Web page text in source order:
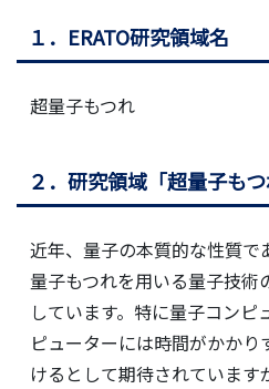
１．ERATO研究領域名
超量子もつれ
２．研究領域「超量子も
近年、量子の本質的な性質で
量子もつれを用いる量子技
しています。特に量子コンピ
ピューターには時間がかか
けるとして期待されていま